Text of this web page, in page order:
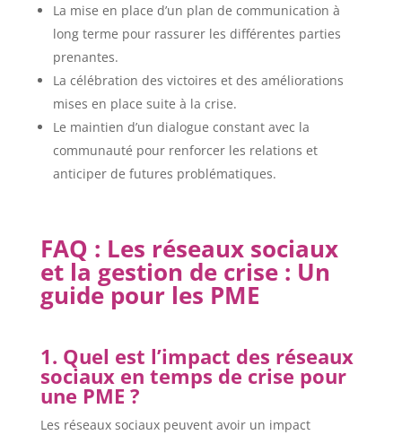
La mise en place d’un plan de communication à
long terme pour rassurer les différentes parties
prenantes.
La célébration des victoires et des améliorations
mises en place suite à la crise.
Le maintien d’un dialogue constant avec la
communauté pour renforcer les relations et
anticiper de futures problématiques.
FAQ : Les réseaux sociaux
et la gestion de crise : Un
guide pour les PME
1. Quel est l’impact des réseaux
sociaux en temps de crise pour
une PME ?
Les réseaux sociaux peuvent avoir un impact